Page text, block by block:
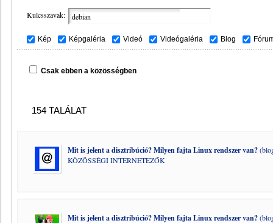
Kulcsszavak:
Kép Képgaléria Videó Videógaléria Blog
Csak ebben a közösségben
154 TALÁLAT
Mit is jelent a disztribúció? Milyen fajta Linux rendszer van?
KÖZÖSSÉGI INTERNETEZŐK
Mit is jelent a disztribúció? Milyen fajta Linux rendszer van?